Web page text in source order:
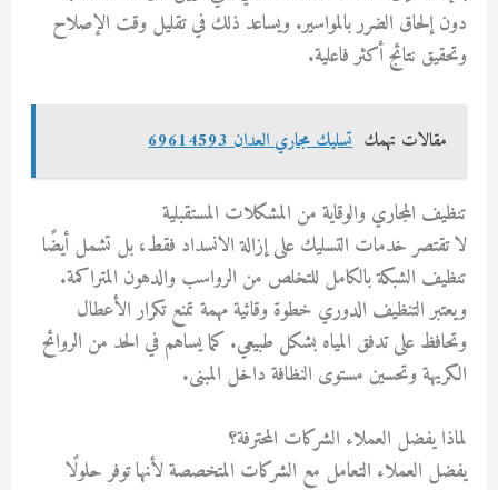
دون إلحاق الضرر بالمواسير. ويساعد ذلك في تقليل وقت الإصلاح
وتحقيق نتائج أكثر فاعلية.
مقالات تهمك تسليك مجاري العدان 69614593
تنظيف المجاري والوقاية من المشكلات المستقبلية
لا تقتصر خدمات التسليك على إزالة الانسداد فقط، بل تشمل أيضًا
تنظيف الشبكة بالكامل للتخلص من الرواسب والدهون المتراكمة.
ويعتبر التنظيف الدوري خطوة وقائية مهمة تمنع تكرار الأعطال
وتحافظ على تدفق المياه بشكل طبيعي. كما يساهم في الحد من الروائح
الكريهة وتحسين مستوى النظافة داخل المبنى.
لماذا يفضل العملاء الشركات المحترفة؟
يفضل العملاء التعامل مع الشركات المتخصصة لأنها توفر حلولًا